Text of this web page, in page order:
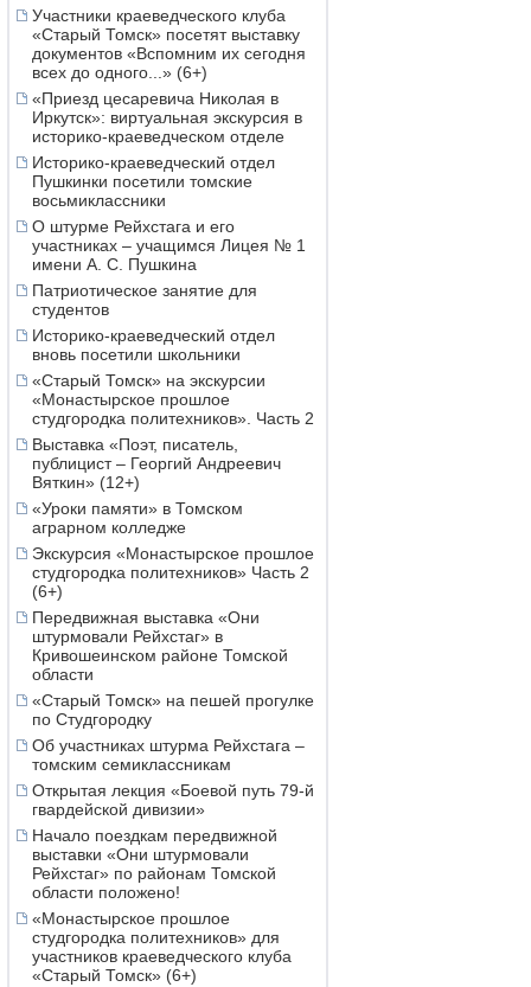
Участники краеведческого клуба
«Старый Томск» посетят выставку
документов «Вспомним их сегодня
всех до одного...» (6+)
«Приезд цесаревича Николая в
Иркутск»: виртуальная экскурсия в
историко-краеведческом отделе
Историко-краеведческий отдел
Пушкинки посетили томские
восьмиклассники
О штурме Рейхстага и его
участниках – учащимся Лицея № 1
имени А. С. Пушкина
Патриотическое занятие для
студентов
Историко-краеведческий отдел
вновь посетили школьники
«Старый Томск» на экскурсии
«Монастырское прошлое
студгородка политехников». Часть 2
Выставка «Поэт, писатель,
публицист – Георгий Андреевич
Вяткин» (12+)
«Уроки памяти» в Томском
аграрном колледже
Экскурсия «Монастырское прошлое
студгородка политехников» Часть 2
(6+)
Передвижная выставка «Они
штурмовали Рейхстаг» в
Кривошеинском районе Томской
области
«Старый Томск» на пешей прогулке
по Студгородку
Об участниках штурма Рейхстага –
томским семиклассникам
Открытая лекция «Боевой путь 79-й
гвардейской дивизии»
Начало поездкам передвижной
выставки «Они штурмовали
Рейхстаг» по районам Томской
области положено!
«Монастырское прошлое
студгородка политехников» для
участников краеведческого клуба
«Старый Томск» (6+)